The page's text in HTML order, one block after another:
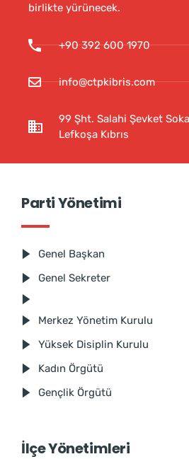
birlikte yürünecek.
+90 392 600 1970
info@ctpkibris.com
99 Şht. Salahi Şevket
Lefkoşa Kıbrıs
Parti Yönetimi
Genel Başkan
Genel Sekreter
Merkez Yönetim Kurulu
Yüksek Disiplin Kurulu
Kadın Örgütü
Gençlik Örgütü
İlçe Yönetimleri